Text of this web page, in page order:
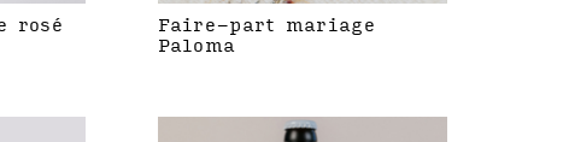
rosé
Faire-part mariage
Paloma